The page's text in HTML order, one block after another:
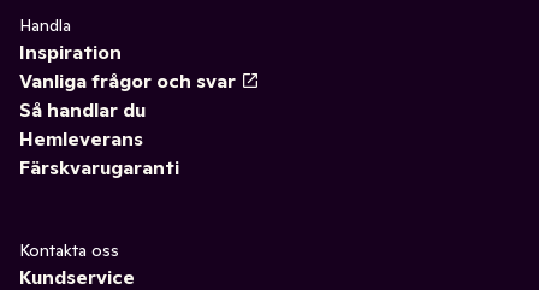
Handla
Inspiration
Vanliga frågor och svar
Så handlar du
Hemleverans
Färskvarugaranti
Kontakta oss
Kundservice